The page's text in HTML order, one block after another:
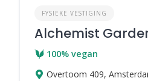
FYSIEKE VESTIGING
Alchemist
100% vegan
Overtoom 409,